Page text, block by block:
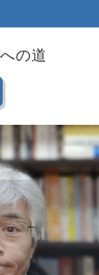
の道